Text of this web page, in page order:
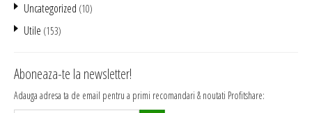
Uncategorized (10)
Utile (153)
Aboneaza-te la newsletter!
Adauga adresa ta de email pentru a primi recomandari & noutati Profitshare: